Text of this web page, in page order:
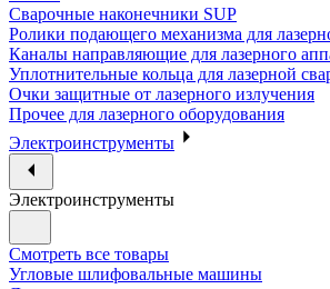
Сварочные наконечники SUP
Ролики подающего механизма для
Каналы направляющие для лазерного
Уплотнительные кольца для лазерной
Очки защитные от лазерного излучения
Прочее для лазерного оборудования
Электроинструменты
Электроинструменты
Смотреть все товары
Угловые шлифовальные машины